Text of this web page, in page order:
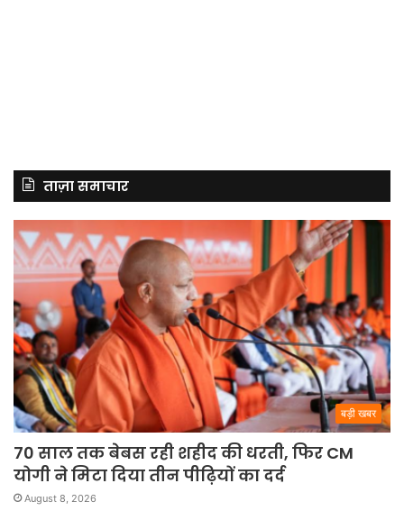
ताज़ा समाचार
बड़ी खबर
70 साल तक बेबस रही शहीद की धरती, फिर CM
योगी ने मिटा दिया तीन पीढ़ियों का दर्द
August 8, 2026